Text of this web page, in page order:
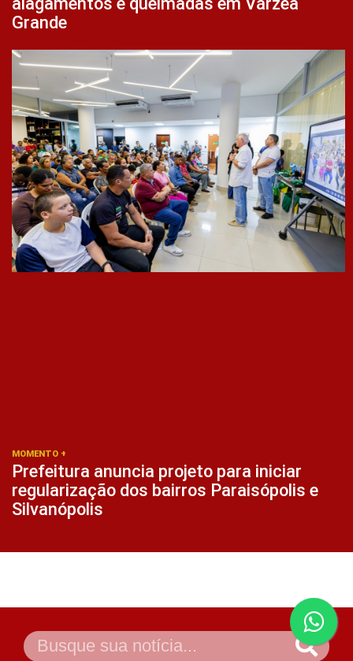
Grande
MOMENTO +
Prefeitura anuncia projeto para iniciar
regularização dos bairros Paraisópolis e
Silvanópolis